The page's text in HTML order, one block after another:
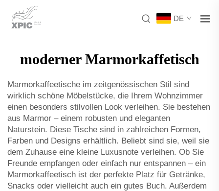
DE
moderner Marmorkaffetisch
Marmorkaffee­tische im zeitgenössischen Stil sind
wirklich schöne Möbelstücke, die Ihrem Wohnzimmer
einen besonders stilvollen Look verleihen. Sie bestehen
aus Marmor – einem robusten und eleganten
Naturstein. Diese Tische sind in zahlreichen Formen,
Farben und Designs erhältlich. Beliebt sind sie, weil sie
dem Zuhause eine kleine Luxusnote verleihen. Ob Sie
Freunde empfangen oder einfach nur entspannen – ein
Marmorkaffee­tisch ist der perfekte Platz für Getränke,
Snacks oder vielleicht auch ein gutes Buch. Außerdem